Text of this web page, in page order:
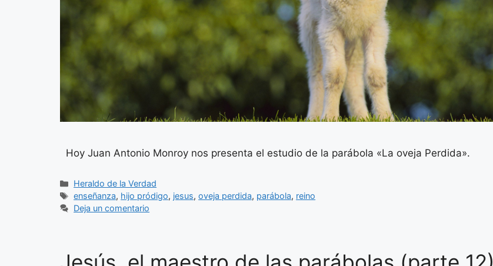
Hoy Juan Antonio Monroy nos presenta el estudio de la parábola «La oveja Perdida».
Categorías
Heraldo de la Verdad
Etiquetas
enseñanza, hijo pródigo, jesus,oveja perdida, parábola, reino
Deja un comentario